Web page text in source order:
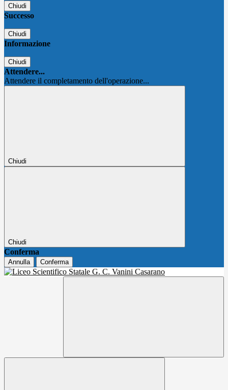
Chiudi
Successo
Chiudi
Informazione
Chiudi
Attendere...
Attendere il completamento dell'operazione...
Chiudi
Chiudi
Conferma
Annulla Conferma